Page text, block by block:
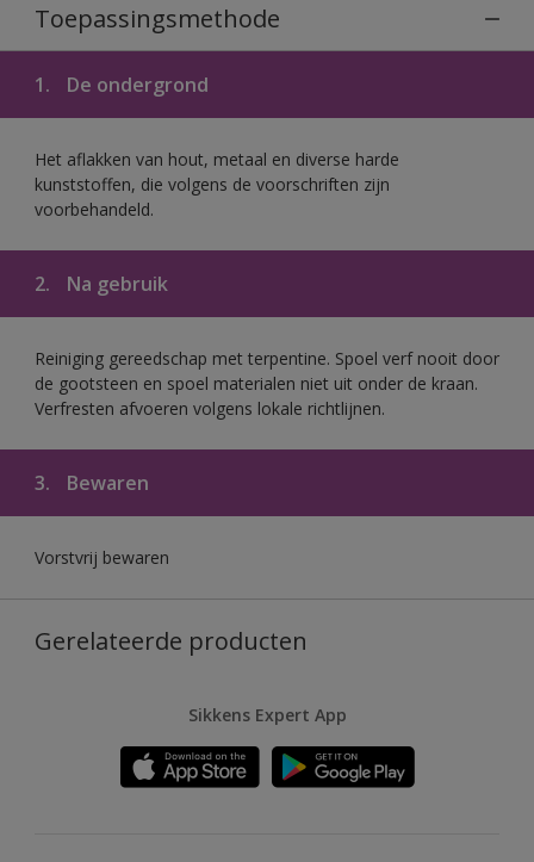
Toepassingsmethode
1. De ondergrond
Het aflakken van hout, metaal en diverse harde
kunststoffen, die volgens de voorschriften zijn
voorbehandeld.
2. Na gebruik
Reiniging gereedschap met terpentine. Spoel verf nooit door
de gootsteen en spoel materialen niet uit onder de kraan.
Verfresten afvoeren volgens lokale richtlijnen.
3. Bewaren
Vorstvrij bewaren
Gerelateerde producten
Sikkens Expert App